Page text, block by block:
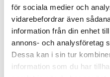
för sociala medier och
vidarebefordrar även
information från din enhet
annons- och analysföretag
Dessa kan i sin tur
information som du har
Minskad energiförlust och lägre
Lägre yttemperatur – ökad
Minskade CO₂-utsläpp
Kort återbetalningstid (i
månader)